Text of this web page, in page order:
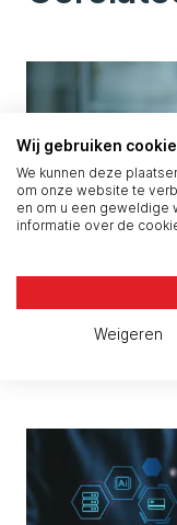
Employee
een betere
Wij gebruiken
We kunnen deze
om onze website te
en om u een geweldige
informatie over de
Weigeren